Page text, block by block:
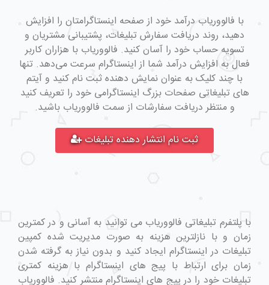
با فالووریاب درآمد خود از صفحه اینستاگرامتان را افزایش
دهید، روند دریافت سفارش تبلیغات، پشتیبانی مشتریان و
تسویه حساب خود را آسان کنید. فالووریاب با هزاران کاربر
فعال به افزایش درآمد شما از اینستاگرام سرعت می‌دهد. تنها
با چند کلیک به عنوان نمایش دهنده ثبت نام‌ کنید و آیتم
های تبلیغاتی صفحات بزرگ اینستاگرامی خود را تعریف کنید
و منتظر دریافت سفارشات از سمت فالووریاب باشید.
ثبت نام انتشار دهنده تبلیغات
با پلتفرم تبلیغاتی فالووریاب می توانید به آسانی و در کمترین
زمان و با نازلترین هزینه به صورت مدیریت شده کمپین
تبلیغات در اینستاگرام ایجاد کنید و بدون نیاز به گرفته شدن
زمان برای ارتباط با پیج های اینستاگرام با هزینه کمتری
تبلیغات خود را در پیج های اینستاگرام منتشر کنید. فالووریاب